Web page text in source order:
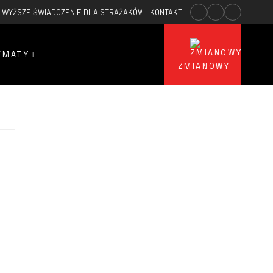
WYŻSZE ŚWIADCZENIE DLA STRAŻAKÓW OSP 2026-02-23 WYPADEK
KONTAKT
ZMIANOWY